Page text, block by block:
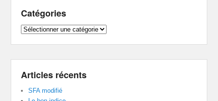
Catégories
Catégories
Articles récents
SFA modifié